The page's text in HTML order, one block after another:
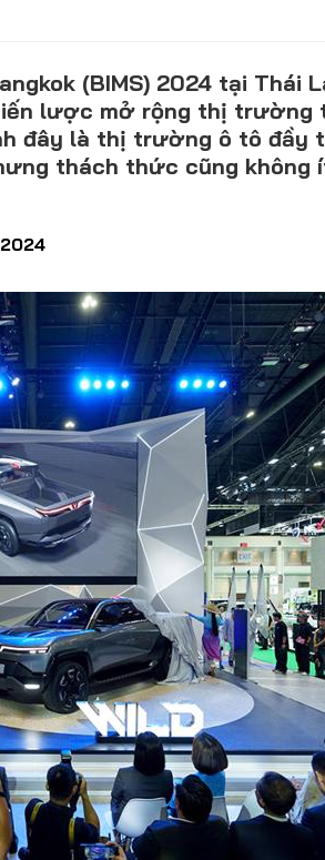
F1 Hà Nội
(BIMS) 2024 tại Thái
lược mở rộng thị trường
đây là thị trường ô tô đầy
thách thức cũng không